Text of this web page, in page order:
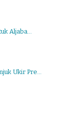
Aljaba...
Ukir Pre...